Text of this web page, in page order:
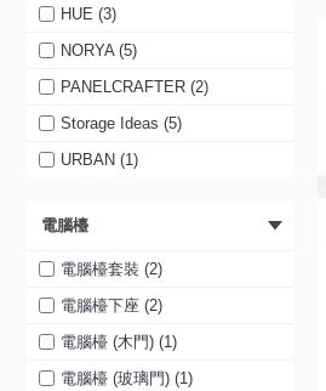
HUE (3)
NORYA (5)
PANELCRAFTER (2)
Storage Ideas (5)
URBAN (1)
電腦檯
電腦檯套裝 (2)
電腦檯下座 (2)
電腦檯 (木門) (1)
電腦檯 (玻璃門) (1)